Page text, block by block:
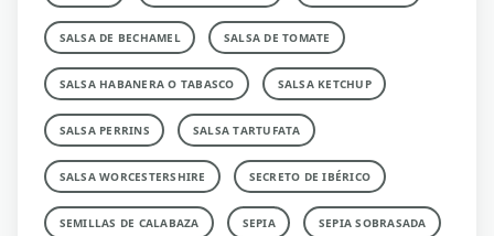
SALSA DE BECHAMEL SALSA DE TOMATE
SALSA HABANERA O TABASCO SALSA KETCHUP
SALSA PERRINS SALSA TARTUFATA
SALSA WORCESTERSHIRE SECRETO DE IBÉRICO
SEMILLAS DE CALABAZA SEPIA SEPIA SOBRASADA